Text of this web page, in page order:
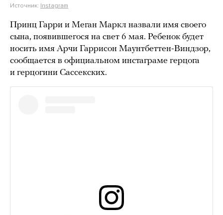
Источник: Instagram
Принц Гарри и Меган Маркл назвали имя своего
сына, появившегося на свет 6 мая. Ребенок будет
носить имя Арчи Гаррисон Маунтбеттен-Виндзор,
сообщается в официальном инстаграме герцога
и герцогини Сассекских.